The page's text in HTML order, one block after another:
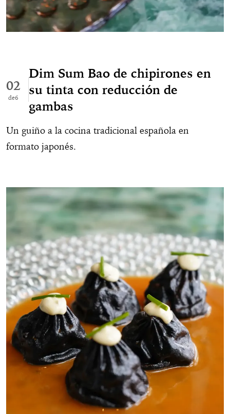
02
6
Dim Sum Bao de chipirones en
su tinta con reducción de
gambas
Un guiño a la cocina tradicional española en
formato japonés.